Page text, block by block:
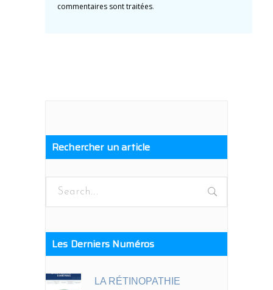
commentaires sont traitées.
Rechercher un article
Search
Les Derniers Numéros
LA RÉTINOPATHIE